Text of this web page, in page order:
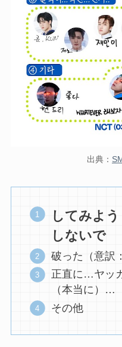
出典：
してみよ
しないで
破った（意訳
正直に…ヤッ
（本当に）…
その他